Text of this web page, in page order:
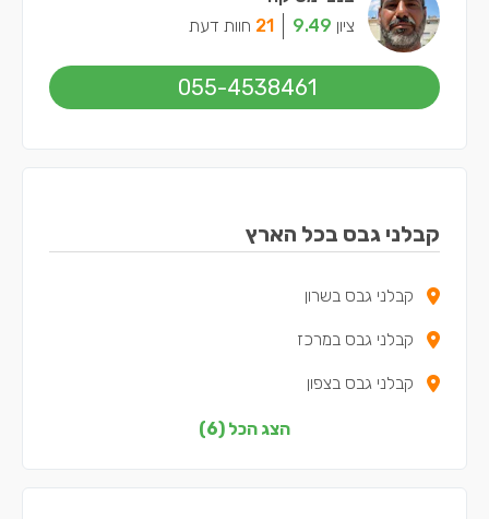
ציון 9.49
21 חוות דעת
055-4538461
קבלני גבס בכל הארץ
קבלני גבס בשרון
קבלני גבס במרכז
קבלני גבס בצפון
קבלני גבס בשפלה
הצג הכל (6)